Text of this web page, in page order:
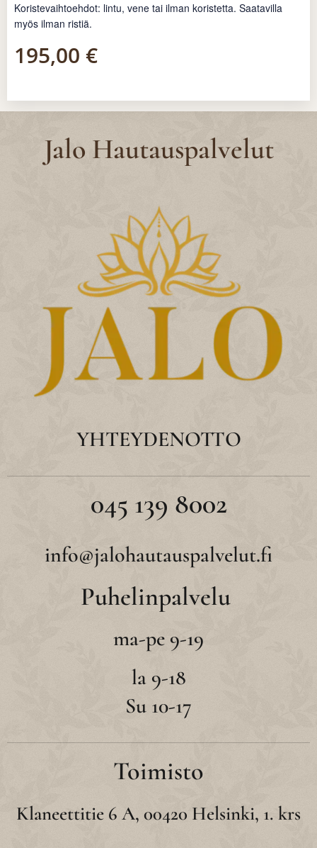
Koristevaihtoehdot: lintu, vene tai ilman koristetta. Saatavilla
myös ilman ristiä.
195,00 €
Jalo Hautauspalvelut
YHTEYDENOTTO
045 139 8002
info@jalohautauspalvelut.fi
Puhelinpalvelu
ma-pe 9-19
la 9-18
Su 10-17
Toimisto
Klaneettitie 6 A, 00420 Helsinki, 1. krs